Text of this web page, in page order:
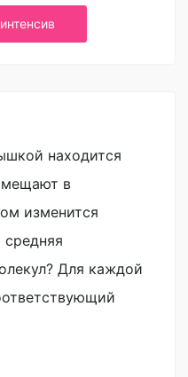
находится
в
изменится
средняя
Для каждой